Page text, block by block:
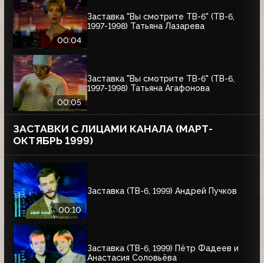
00:04
Заставка "Вы смотрите ТВ-6" (ТВ-6,
1997-1998) Татьяна Лазарева
00:05
Заставка "Вы смотрите ТВ-6" (ТВ-6,
1997-1998) Татьяна Агафонова
ЗАСТАВКИ С ЛИЦАМИ КАНАЛА (МАРТ-
ОКТЯБРЬ 1999)
00:10
Заставка (ТВ-6, 1999) Андрей Пучков
Заставка (ТВ-6, 1999) Пётр Фадеев и
Анастасия Соловьёва